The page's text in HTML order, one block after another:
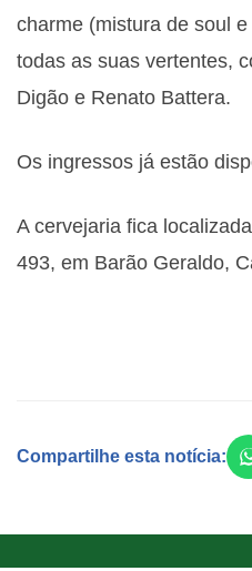
charme (mistura de soul
todas as suas vertentes,
Digão e Renato Battera.
Os ingressos já estão
A cervejaria fica
493, em Barão Geraldo,
Compartilhe esta notícia: